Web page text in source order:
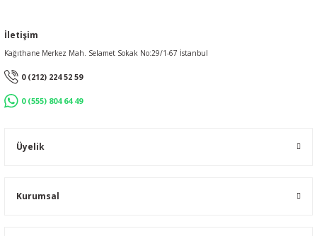
İletişim
Kağıthane Merkez Mah. Selamet Sokak No:29/1-67 İstanbul
0 (212) 224 52 59
0 (555) 804 64 49
Üyelik
Kurumsal